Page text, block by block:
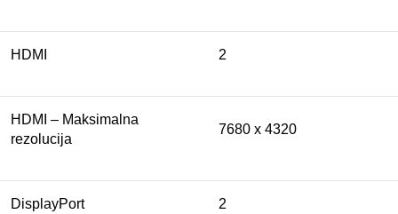
HDMI 2
HDMI – Maksimalna
rezolucija
7680 x 4320
DisplayPort 2